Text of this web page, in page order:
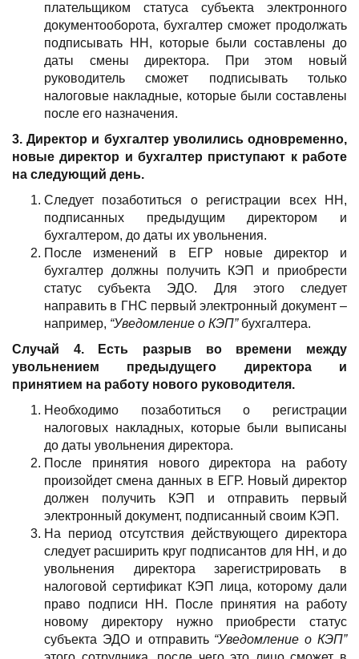
плательщиком статуса субъекта электронного
документооборота, бухгалтер сможет продолжать
подписывать НН, которые были составлены до
даты смены директора. При этом новый
руководитель сможет подписывать только
налоговые накладные, которые были составлены
после его назначения.
3. Директор и бухгалтер уволились одновременно,
новые директор и бухгалтер приступают к работе
на следующий день.
Следует позаботиться о регистрации всех НН,
подписанных предыдущим директором и
бухгалтером, до даты их увольнения.
После изменений в ЕГР новые директор и
бухгалтер должны получить КЭП и приобрести
статус субъекта ЭДО. Для этого следует
направить в ГНС первый электронный документ –
например, “Уведомление о КЭП”бухгалтера.
Случай 4. Есть разрыв во времени между
увольнением предыдущего директора и
принятием на работу нового руководителя.
Необходимо позаботиться о регистрации
налоговых накладных, которые были выписаны
до даты увольнения директора.
После принятия нового директора на работу
произойдет смена данных в ЕГР. Новый директор
должен получить КЭП и отправить первый
электронный документ, подписанный своим КЭП.
На период отсутствия действующего директора
следует расширить круг подписантов для НН, и до
увольнения директора зарегистрировать в
налоговой сертификат КЭП лица, которому дали
право подписи НН. После принятия на работу
новому директору нужно приобрести статус
субъекта ЭДО и отправить “Уведомление о КЭП”